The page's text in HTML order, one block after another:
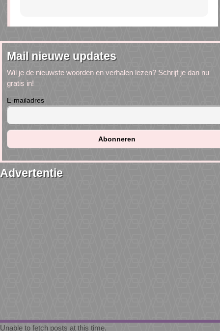
Mail nieuwe updates
Wil je de nieuwste woorden en verhalen lezen? Schrijf je dan nu
gratis in!
E-mailadres
Advertentie
Unable to fetch posts at this time.